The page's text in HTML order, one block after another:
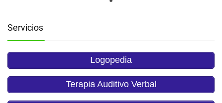
Servicios
Logopedia
Terapia Auditivo Verbal